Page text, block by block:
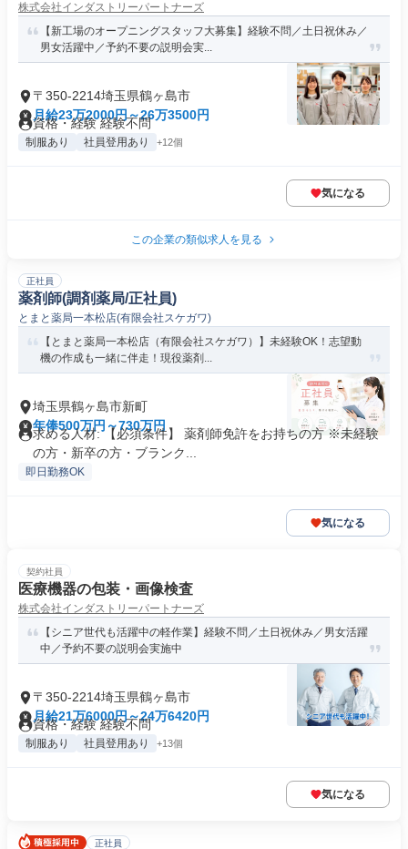
株式会社インダストリーパートナーズ
【新工場のオープニングスタッフ大募集】経験不問／土日祝休み／
男女活躍中／予約不要の説明会実...
〒350-2214埼玉県鶴ヶ島市
月給23万2000円～26万3500円
資格・経験 経験不問
制服あり 社員登用あり +12個
気になる
この企業の類似求人を見る
正社員
薬剤師(調剤薬局/正社員)
とまと薬局一本松店(有限会社スケガワ)
【とまと薬局一本松店（有限会社スケガワ）】未経験OK！志望動
機の作成も一緒に伴走！現役薬剤...
埼玉県鶴ヶ島市新町
年俸500万円～730万円
求める人材: 【必須条件】 薬剤師免許をお持ちの方 ※未経験
の方・新卒の方・ブランク...
即日勤務OK
気になる
契約社員
医療機器の包装・画像検査
株式会社インダストリーパートナーズ
【シニア世代も活躍中の軽作業】経験不問／土日祝休み／男女活躍
中／予約不要の説明会実施中
〒350-2214埼玉県鶴ヶ島市
月給21万6000円～24万6420円
資格・経験 経験不問
制服あり 社員登用あり +13個
気になる
正社員